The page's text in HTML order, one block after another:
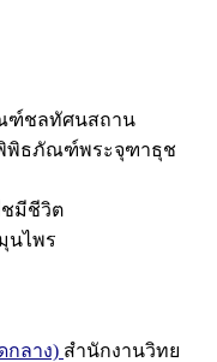
ชลทัศนสถาน
พิธภัณฑ์พระจุฑาธุช
มีชีวิต
ไพร
กลาง) สำนักงานวิทย